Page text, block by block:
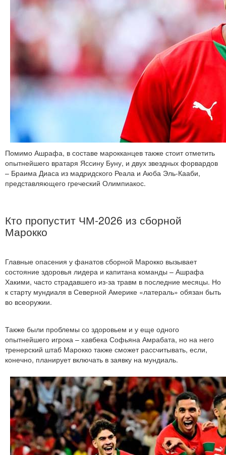
Помимо Ашрафа, в составе марокканцев также стоит отметить
опытнейшего вратаря Яссину Буну, и двух звездных форвардов
– Браима Диаса из мадридского Реала и Аюба Эль-Кааби,
представляющего греческий Олимпиакос.
Кто пропустит ЧМ-2026 из сборной
Марокко
Главные опасения у фанатов сборной Марокко вызывает
состояние здоровья лидера и капитана команды – Ашрафа
Хакими, часто страдавшего из-за травм в последние месяцы. Но
к старту мундиаля в Северной Америке «латераль» обязан быть
во всеоружии.
Также были проблемы со здоровьем и у еще одного
опытнейшего игрока – хавбека Софьяна Амрабата, но на него
тренерский штаб Марокко также сможет рассчитывать, если,
конечно, планирует включать в заявку на мундиаль.